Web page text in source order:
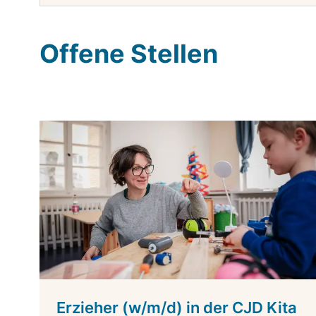
Offene Stellen
Erzieher (w/m/d) in der CJD Kita